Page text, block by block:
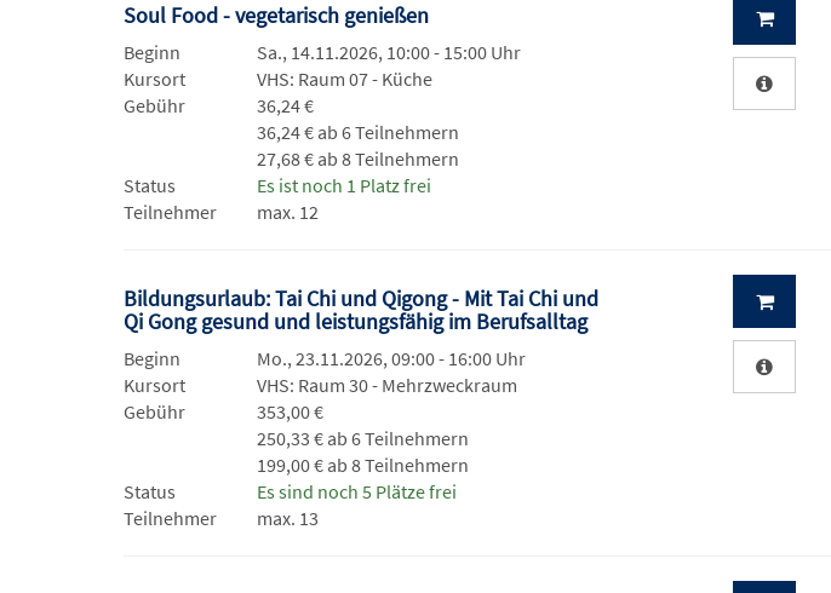
Soul Food - vegetarisch genießen
Beginn
Sa., 14.11.2026, 10:00 - 15:00 Uhr
Kursort
VHS: Raum 07 - Küche
Gebühr
36,24 €
36,24 € ab 6 Teilnehmern
27,68 € ab 8 Teilnehmern
Status
Es ist noch 1 Platz frei
Teilnehmer
max. 12
Bildungsurlaub: Tai Chi und Qigong - Mit Tai Chi und
Qi Gong gesund und leistungsfähig im Berufsalltag
Beginn
Mo., 23.11.2026, 09:00 - 16:00 Uhr
Kursort
VHS: Raum 30 - Mehrzweckraum
Gebühr
353,00 €
250,33 € ab 6 Teilnehmern
199,00 € ab 8 Teilnehmern
Status
Es sind noch 5 Plätze frei
Teilnehmer
max. 13